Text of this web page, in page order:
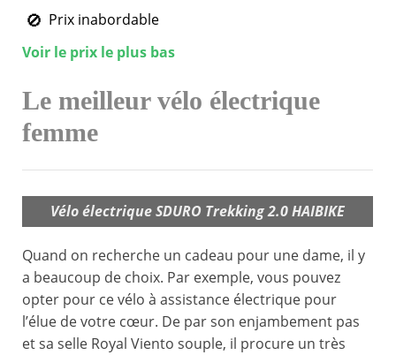
Prix inabordable
Voir le prix le plus bas
Le meilleur vélo électrique
femme
Vélo électrique SDURO Trekking 2.0 HAIBIKE
Quand on recherche un cadeau pour une dame, il y
a beaucoup de choix. Par exemple, vous pouvez
opter pour ce vélo à assistance électrique pour
l’élue de votre cœur. De par son enjambement pas
et sa selle Royal Viento souple, il procure un très